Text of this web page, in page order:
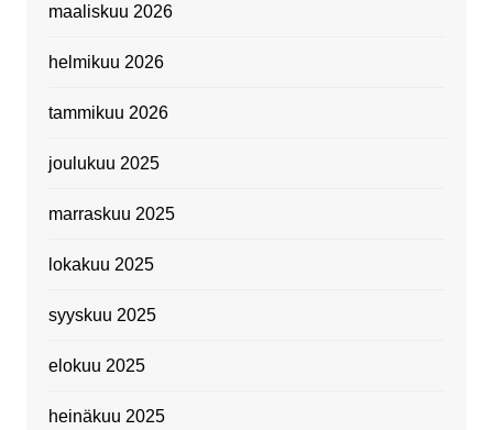
maaliskuu 2026
helmikuu 2026
tammikuu 2026
joulukuu 2025
marraskuu 2025
lokakuu 2025
syyskuu 2025
elokuu 2025
heinäkuu 2025